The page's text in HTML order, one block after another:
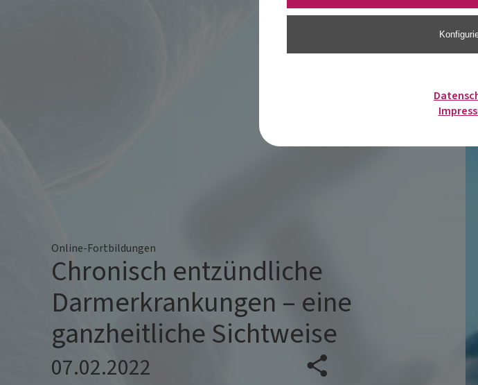
Online-Fortbildungen
Chronisch entzündliche
Darmerkrankungen – eine
ganzheitliche Sichtweise
07.02.2022